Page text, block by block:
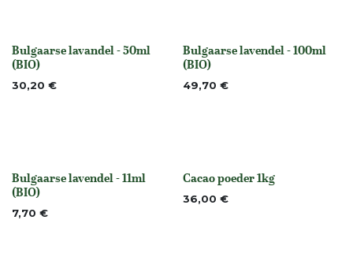
None
Bulgaarse lavandel - 50ml
(BIO)
30,20 €
None
Bulgaarse lavendel - 100ml
(BIO)
49,70 €
None
Bulgaarse lavendel - 11ml
(BIO)
7,70 €
None
Cacao poeder 1kg
36,00 €